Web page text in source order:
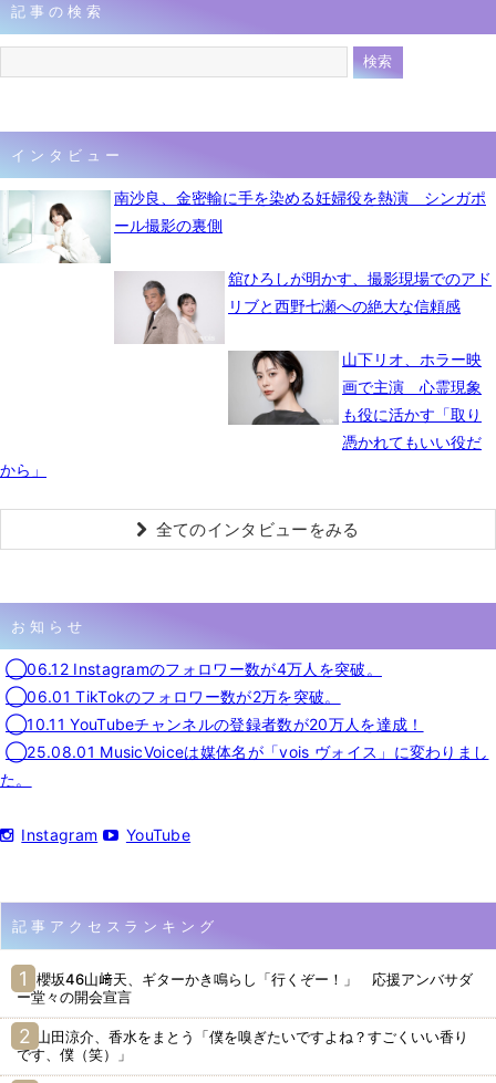
記事の検索
インタビュー
南沙良、金密輸に手を染める妊婦役を熱演 シンガポ
ール撮影の裏側
舘ひろしが明かす、撮影現場でのアド
リブと西野七瀬への絶大な信頼感
山下リオ、ホラー映
画で主演 心霊現象
も役に活かす「取り
憑かれてもいい役だ
から」
全てのインタビューをみる
お知らせ
◯06.12 Instagramのフォロワー数が4万人を突破。
◯06.01 TikTokのフォロワー数が2万を突破。
◯10.11 YouTubeチャンネルの登録者数が20万人を達成！
◯25.08.01 MusicVoiceは媒体名が「vois ヴォイス」に変わりまし
た。
Instagram YouTube
記事アクセスランキング
櫻坂46山﨑天、ギターかき鳴らし「行くぞー！」 応援アンバサダ
ー堂々の開会宣言
山田涼介、香水をまとう「僕を嗅ぎたいですよね？すごくいい香り
です、僕（笑）」